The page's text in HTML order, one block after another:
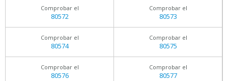
Comprobar el
80572
Comprobar el
80573
Comprobar el
80574
Comprobar el
80575
Comprobar el
80576
Comprobar el
80577